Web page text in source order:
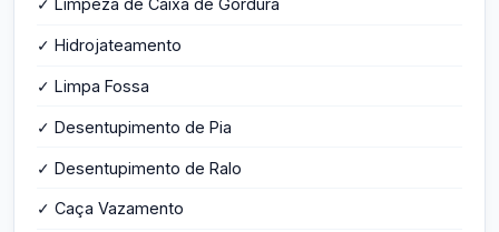
✓ Limpeza de Caixa de Gordura
✓ Hidrojateamento
✓ Limpa Fossa
✓ Desentupimento de Pia
✓ Desentupimento de Ralo
✓ Caça Vazamento